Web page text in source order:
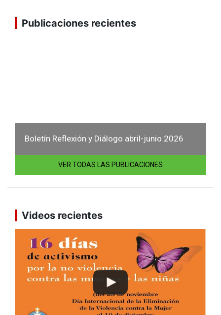
Publicaciones recientes
Boletín Reflexión y Diálogo abril-junio 2026
VER TODAS LAS PUBLICACIONES
Videos recientes